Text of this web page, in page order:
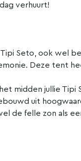
verhuurt!
Seto, ook wel
Deze tent
midden jullie Tipi
uit
de felle zon als